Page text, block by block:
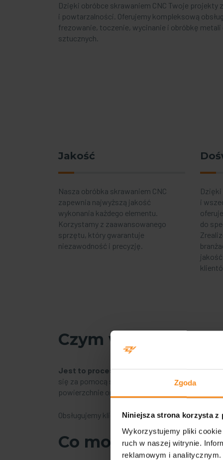
Zgoda
Niniejsza strona korzysta z
Wykorzystujemy pliki
ruch w naszej witrynie.
reklamowym i
Dzięki obróbce skrawaniem CNC Twoje projekty
i powtarzalności. Oferujemy kompleksową
frezowanie, toczenie, wycinanie i obróbkę
sztucznych.
Jakość
Nasza obróbka skrawaniem CNC
zapewnia najwyższą jakość
wykonania każdego elementu.
Korzystamy z zaawansowanego
sprzętu, który gwarantuje
niezawodność i precyzję.
Dzięki
i
do
Czym właściwie jest
Jest to proces usuwania nadmiaru
się za pomocą specjalnych narzędzi tnących,
powierzchnie oraz idealne dopasowanie każdej
Obsługujemy klientów z wielu branż – od
Co możemy dla